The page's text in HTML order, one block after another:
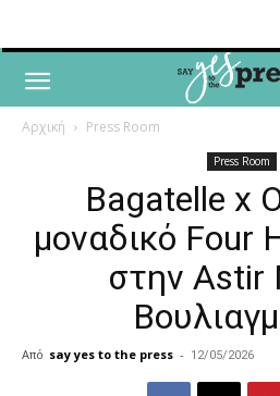
Αρχική Press Room
Press Room
Bagatelle x
μοναδικό Four
στην Astir
Από say yes to the press - 12/05/2026